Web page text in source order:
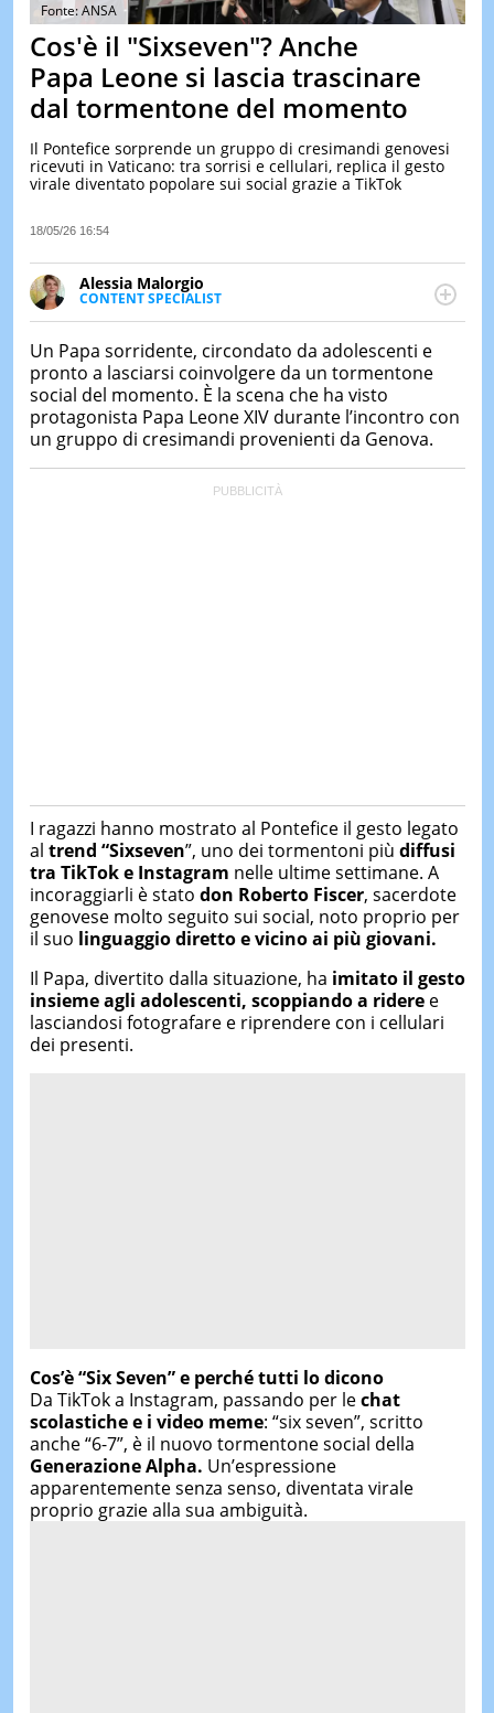
&
TEST
LE
DI
IERI
Fonte: ANSA
Cos'è il "Sixseven"? Anche
Papa Leone si lascia trascinare
dal tormentone del momento
Il Pontefice sorprende un gruppo di cresimandi genovesi
ricevuti in Vaticano: tra sorrisi e cellulari, replica il gesto
virale diventato popolare sui social grazie a TikTok
18/05/26 16:54
Alessia Malorgio
CONTENT SPECIALIST
Ha conseguito un Master in Marketing Management
occupa della creazione di contenuti in ottica SEO e
dello sviluppo di strategie marketing attraverso
canali digitali.
Un Papa sorridente, circondato da adolescenti e
pronto a lasciarsi coinvolgere da un tormentone
social del momento. È la scena che ha visto
protagonista Papa Leone XIVdurante l’incontro con
un gruppo di cresimandi provenienti da Genova.
I ragazzi hanno mostrato al Pontefice il gesto legato
al trend “Sixseven”, uno dei tormentoni più diffusi
tra TikTok e Instagram nelle ultime settimane. A
incoraggiarli è stato don Roberto Fiscer, sacerdote
genovese molto seguito sui social, noto proprio per
il suo linguaggio diretto e vicino ai più giovani.
Il Papa, divertito dalla situazione, ha imitato il gesto
insieme agli adolescenti, scoppiando a rideree
lasciandosi fotografare e riprendere con i cellulari
dei presenti.
Cos’è “Six Seven” e perché tutti lo dicono
Da TikTok a Instagram, passando per lechat
scolastiche e i video meme: “six seven”, scritto
anche “6-7”, è il nuovo tormentone social della
Generazione Alpha. Un’espressione
apparentemente senza senso, diventata virale
proprio grazie alla sua ambiguità.